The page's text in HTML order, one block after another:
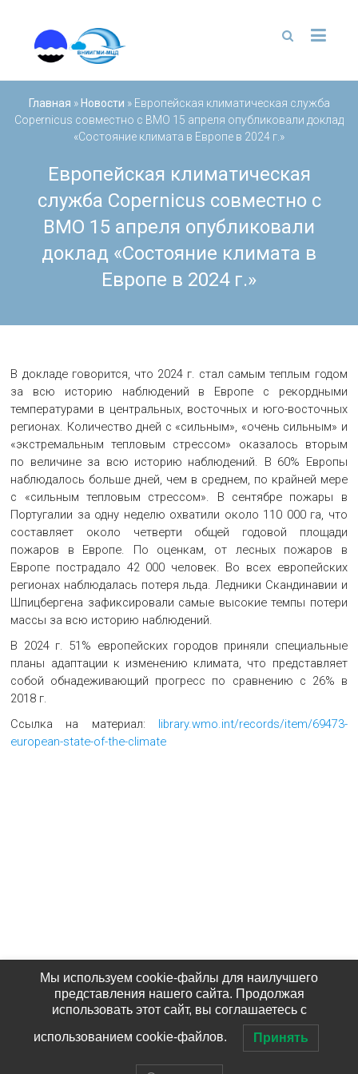
содержимому
Европейская климатическая
служба Copernicus совместно с
ВМО 15 апреля опубликовали
доклад «Состояние климата в
Европе в 2024 г.»
Главная » Новости » Европейская климатическая служба
Copernicus совместно с ВМО 15 апреля опубликовали доклад
«Состояние климата в Европе в 2024 г.»
В докладе говорится, что 2024 г. стал самым теплым годом
за всю историю наблюдений в Европе с рекордными
температурами в центральных, восточных и юго-восточных
регионах. Количество дней с «сильным», «очень сильным» и
«экстремальным тепловым стрессом» оказалось вторым
по величине за всю историю наблюдений. В 60% Европы
наблюдалось больше дней, чем в среднем, по крайней мере
с «сильным тепловым стрессом». В сентябре пожары в
Португалии за одну неделю охватили около 110 000 га, что
составляет около четверти общей годовой площади
пожаров в Европе. По оценкам, от лесных пожаров в
Европе пострадало 42 000 человек. Во всех европейских
регионах наблюдалась потеря льда. Ледники Скандинавии и
Шпицбергена зафиксировали самые высокие темпы потери
массы за всю историю наблюдений.
В 2024 г. 51% европейских городов приняли специальные
планы адаптации к изменению климата, что представляет
собой обнадеживающий прогресс по сравнению с 26% в
2018 г.
Ссылка на материал: library.wmo.int/records/item/69473-
european-state-of-the-climate
Мы используем cookie-файлы для наилучшего
представления нашего сайта. Продолжая
использовать этот сайт, вы соглашаетесь с
использованием cookie-файлов. Принять